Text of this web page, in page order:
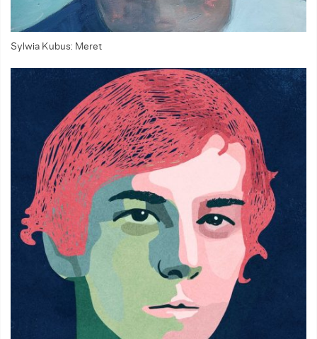
Sylwia Kubus: Meret